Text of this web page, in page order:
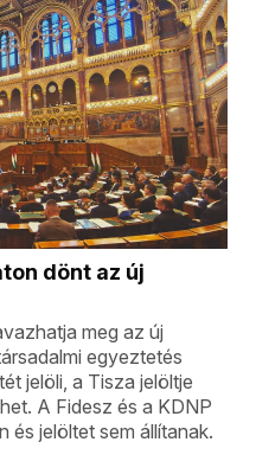
dönt az új
meg az új
egyeztetés
jelöli, a Tisza jelöltje
A Fidesz és a KDNP
és jelöltet sem állítanak.